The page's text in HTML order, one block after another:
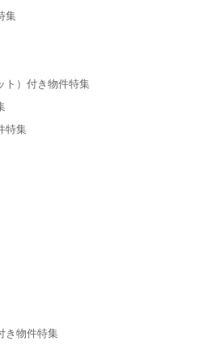
集
ト）付き物件特集
特集
き物件特集